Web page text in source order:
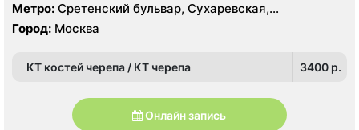
Метро: Сретенский бульвар, Сухаревская,
Тургеневская
Город: Москва
КТ костей черепа / КТ черепа 3400 p.
Онлайн запись